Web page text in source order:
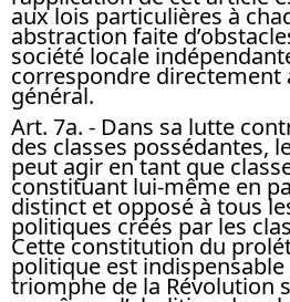
aux lois particulières à
abstraction faite
société locale
correspondre directement
général.
Art. 7a. - Dans sa lutte
des classes possédantes,
peut agir en tant que
constituant lui-même en
distinct et opposé à tous
politiques créés par les
Cette constitution du
politique est
triomphe de la Révolution